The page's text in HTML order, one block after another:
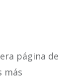
página de
más